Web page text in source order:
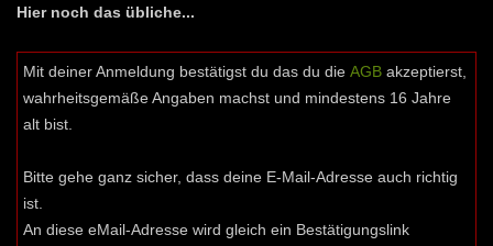
Hier noch das übliche...
Mit deiner Anmeldung bestätigst du das du die AGB akzeptierst,
wahrheitsgemäße Angaben machst und mindestens 16 Jahre
alt bist.
Bitte gehe ganz sicher, dass deine E-Mail-Adresse auch richtig
ist.
An diese eMail-Adresse wird gleich ein Bestätigungslink